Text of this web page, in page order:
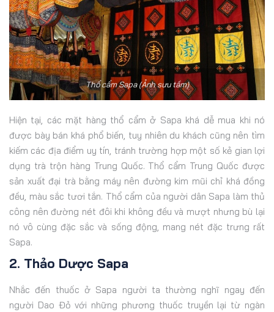
Thổ cẩm Sapa (Ảnh sưu tầm)
Hiện tại, các mặt hàng thổ cẩm ở Sapa khá dễ mua khi nó
được bày bán khá phổ biến, tuy nhiên du khách cũng nên tìm
kiếm các địa điểm uy tín, tránh trường hợp một số kẻ gian lợi
dụng trà trộn hàng Trung Quốc. Thổ cẩm Trung Quốc được
sản xuất đại trà bằng máy nên đường kim mũi chỉ khá đồng
đều, màu sắc tươi tắn. Thổ cẩm của người dân Sapa làm thủ
công nên đường nét đôi khi không đều và mượt nhưng bù lại
nó vô cùng đặc sắc và sống động, mang nét đặc trưng rất
Sapa.
2. Thảo Dược Sapa
Nhắc đến thuốc ở Sapa người ta thường nghĩ ngay đến
người Dao Đỏ với những phương thuốc truyền lại từ ngàn